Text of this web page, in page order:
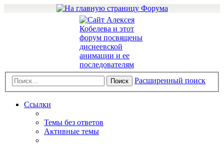
Поиск Расширенный поиск
Ссылки
Темы без ответов
Активные темы